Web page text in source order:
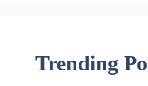
Trending